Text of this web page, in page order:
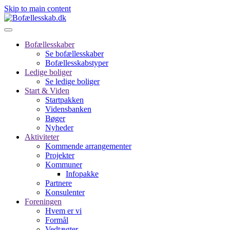
Skip to main content
Bofællesskaber
Se bofællesskaber
Bofællesskabstyper
Ledige boliger
Se ledige boliger
Start & Viden
Startpakken
Vidensbanken
Bøger
Nyheder
Aktiviteter
Kommende arrangementer
Projekter
Kommuner
Infopakke
Partnere
Konsulenter
Foreningen
Hvem er vi
Formål